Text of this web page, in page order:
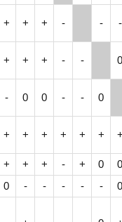
+ + + - - -
+ + + - - 0
- 0 0 - - 0
+ + + + + + +
+ + + - + 0 0
0 - - - - - 0